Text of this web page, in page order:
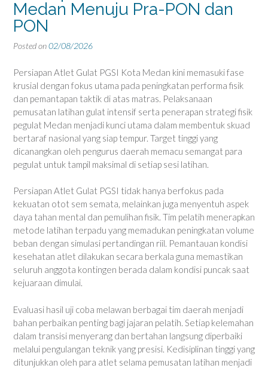
Medan Menuju Pra-PON dan
PON
Posted on02/08/2026
Persiapan Atlet Gulat PGSI Kota Medan kini memasuki fase
krusial dengan fokus utama pada peningkatan performa fisik
dan pemantapan taktik di atas matras. Pelaksanaan
pemusatan latihan gulat intensif serta penerapan strategi fisik
pegulat Medan menjadi kunci utama dalam membentuk skuad
bertaraf nasional yang siap tempur. Target tinggi yang
dicanangkan oleh pengurus daerah memacu semangat para
pegulat untuk tampil maksimal di setiap sesi latihan.
Persiapan Atlet Gulat PGSI tidak hanya berfokus pada
kekuatan otot sem semata, melainkan juga menyentuh aspek
daya tahan mental dan pemulihan fisik. Tim pelatih menerapkan
metode latihan terpadu yang memadukan peningkatan volume
beban dengan simulasi pertandingan riil. Pemantauan kondisi
kesehatan atlet dilakukan secara berkala guna memastikan
seluruh anggota kontingen berada dalam kondisi puncak saat
kejuaraan dimulai.
Evaluasi hasil uji coba melawan berbagai tim daerah menjadi
bahan perbaikan penting bagi jajaran pelatih. Setiap kelemahan
dalam transisi menyerang dan bertahan langsung diperbaiki
melalui pengulangan teknik yang presisi. Kedisiplinan tinggi yang
ditunjukkan oleh para atlet selama pemusatan latihan menjadi